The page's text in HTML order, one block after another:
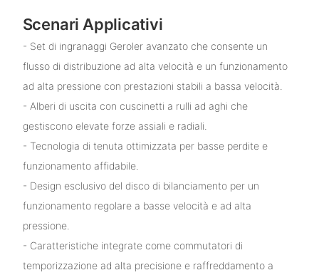
Scenari Applicativi
- Set di ingranaggi Geroler avanzato che consente un
flusso di distribuzione ad alta velocità e un funzionamento
ad alta pressione con prestazioni stabili a bassa velocità.
- Alberi di uscita con cuscinetti a rulli ad aghi che
gestiscono elevate forze assiali e radiali.
- Tecnologia di tenuta ottimizzata per basse perdite e
funzionamento affidabile.
- Design esclusivo del disco di bilanciamento per un
funzionamento regolare a basse velocità e ad alta
pressione.
- Caratteristiche integrate come commutatori di
temporizzazione ad alta precisione e raffreddamento a